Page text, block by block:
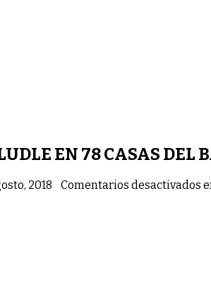
EN 78 CASAS DEL
2018 Comentarios desactivados